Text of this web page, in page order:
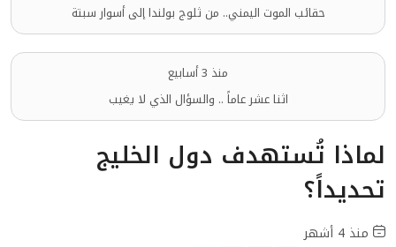
حقائب الموت اليمني.. من ثلوج بولندا إلى أسوار سبتة
منذ 3 أسابيع
اثنا عشر عاماً .. والسؤال الذي لا يغيب
لماذا تُستهدف دول الخليج
تحديداً؟
منذ 4 أشهر